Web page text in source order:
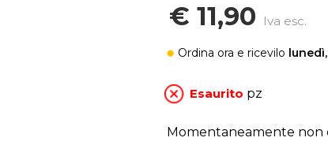
€ 11,90 Iva esc.
Ordina ora e ricevilo
Esaurito pz
Momentaneamente non